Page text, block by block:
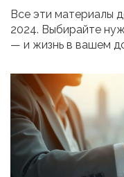
Все эти материалы
2024. Выбирайте
— и жизнь в вашем